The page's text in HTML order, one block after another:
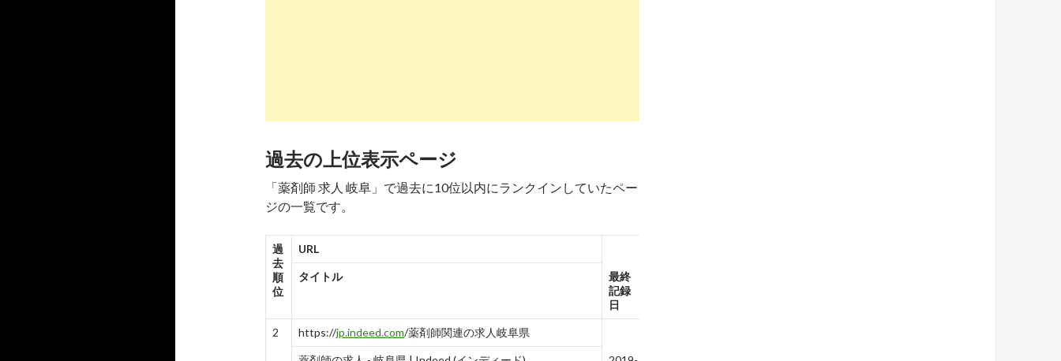
8 https://rikunabi-yakuzaishi.jp/gifu/
報告す
岐阜県で募集中の薬剤師求人・転職情報【リクナビ薬
剤師】
3 4 5 4 3 4→4 5 3 5 6
阜県揖斐川町
る
求人ボックス｜薬剤師の仕事・求人 - 岐阜県 揖斐川町
10 https://www.38-8931.com/gifu/12919/
報告す
岐阜市の薬剤師求人・転職・募集・派遣｜ファルマス
タッフ
過去の上位表示ページ
「薬剤師 求人 岐阜」で過去に10位以内にランクインしていたペー
ジの一覧です。
過
去
順
位
URL
タイトル
最終
記録
日
2 https://jp.indeed.com/薬剤師関連の求人岐阜県